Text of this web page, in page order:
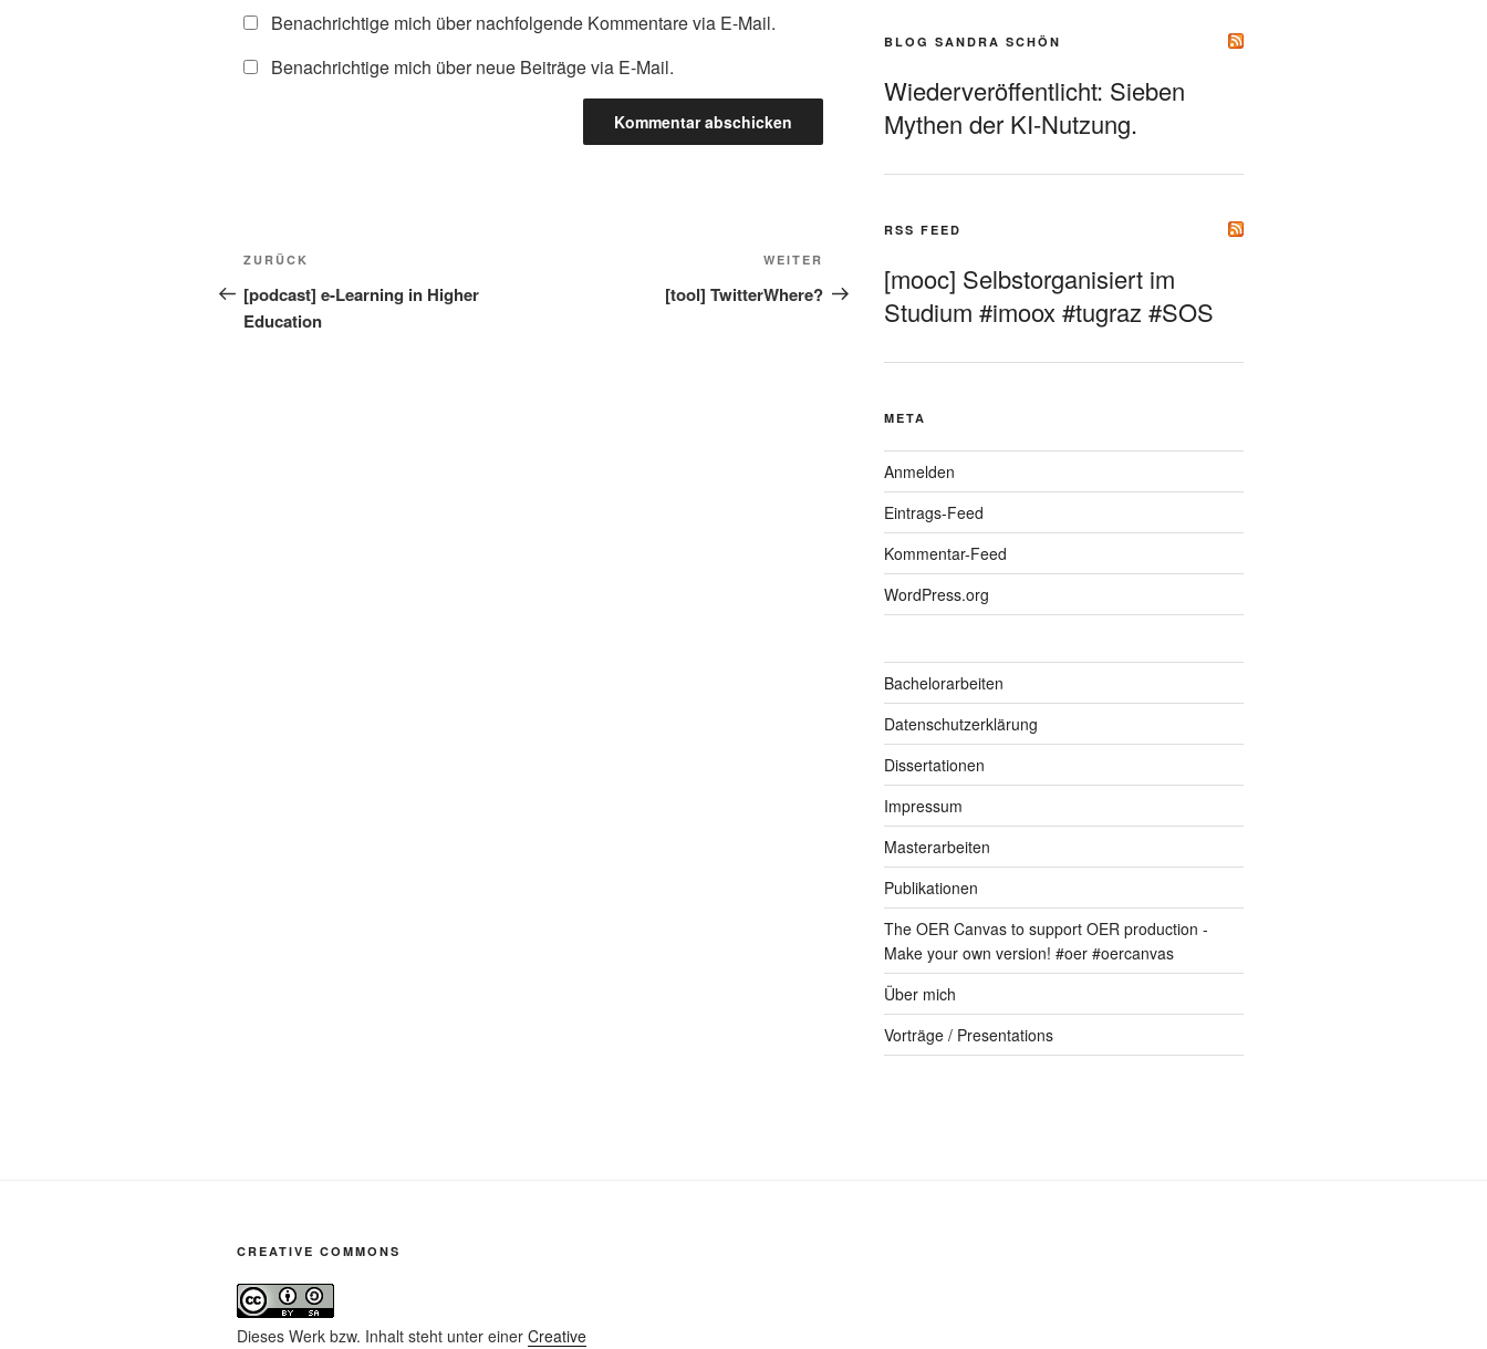
Benachrichtige mich über nachfolgende Kommentare via E-Mail.
Benachrichtige mich über neue Beiträge via E-Mail.
Beitragsnavigation
Vorheriger
Beitrag
ZURÜCK
[podcast] e-Learning in Higher
Education
Beitrag
WEITER
[tool] TwitterWhere?
BLOG SANDRA SCHÖN
Wiederveröffentlicht: Sieben
Mythen der KI-Nutzung.
RSS FEED
[mooc] Selbstorganisiert im
Studium #imoox #tugraz #SOS
META
Anmelden
Eintrags-Feed
Kommentar-Feed
WordPress.org
Bachelorarbeiten
Datenschutzerklärung
Dissertationen
Impressum
Masterarbeiten
Publikationen
The OER Canvas to support OER production -
Make your own version! #oer #oercanvas
Über mich
Vorträge / Presentations
CREATIVE COMMONS
Dieses Werk bzw. Inhalt steht unter einer Creative